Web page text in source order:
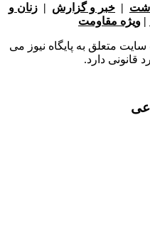
خبر و گزارش| زنان و
مقاومت
به پایگاه نیوز می
دارد.